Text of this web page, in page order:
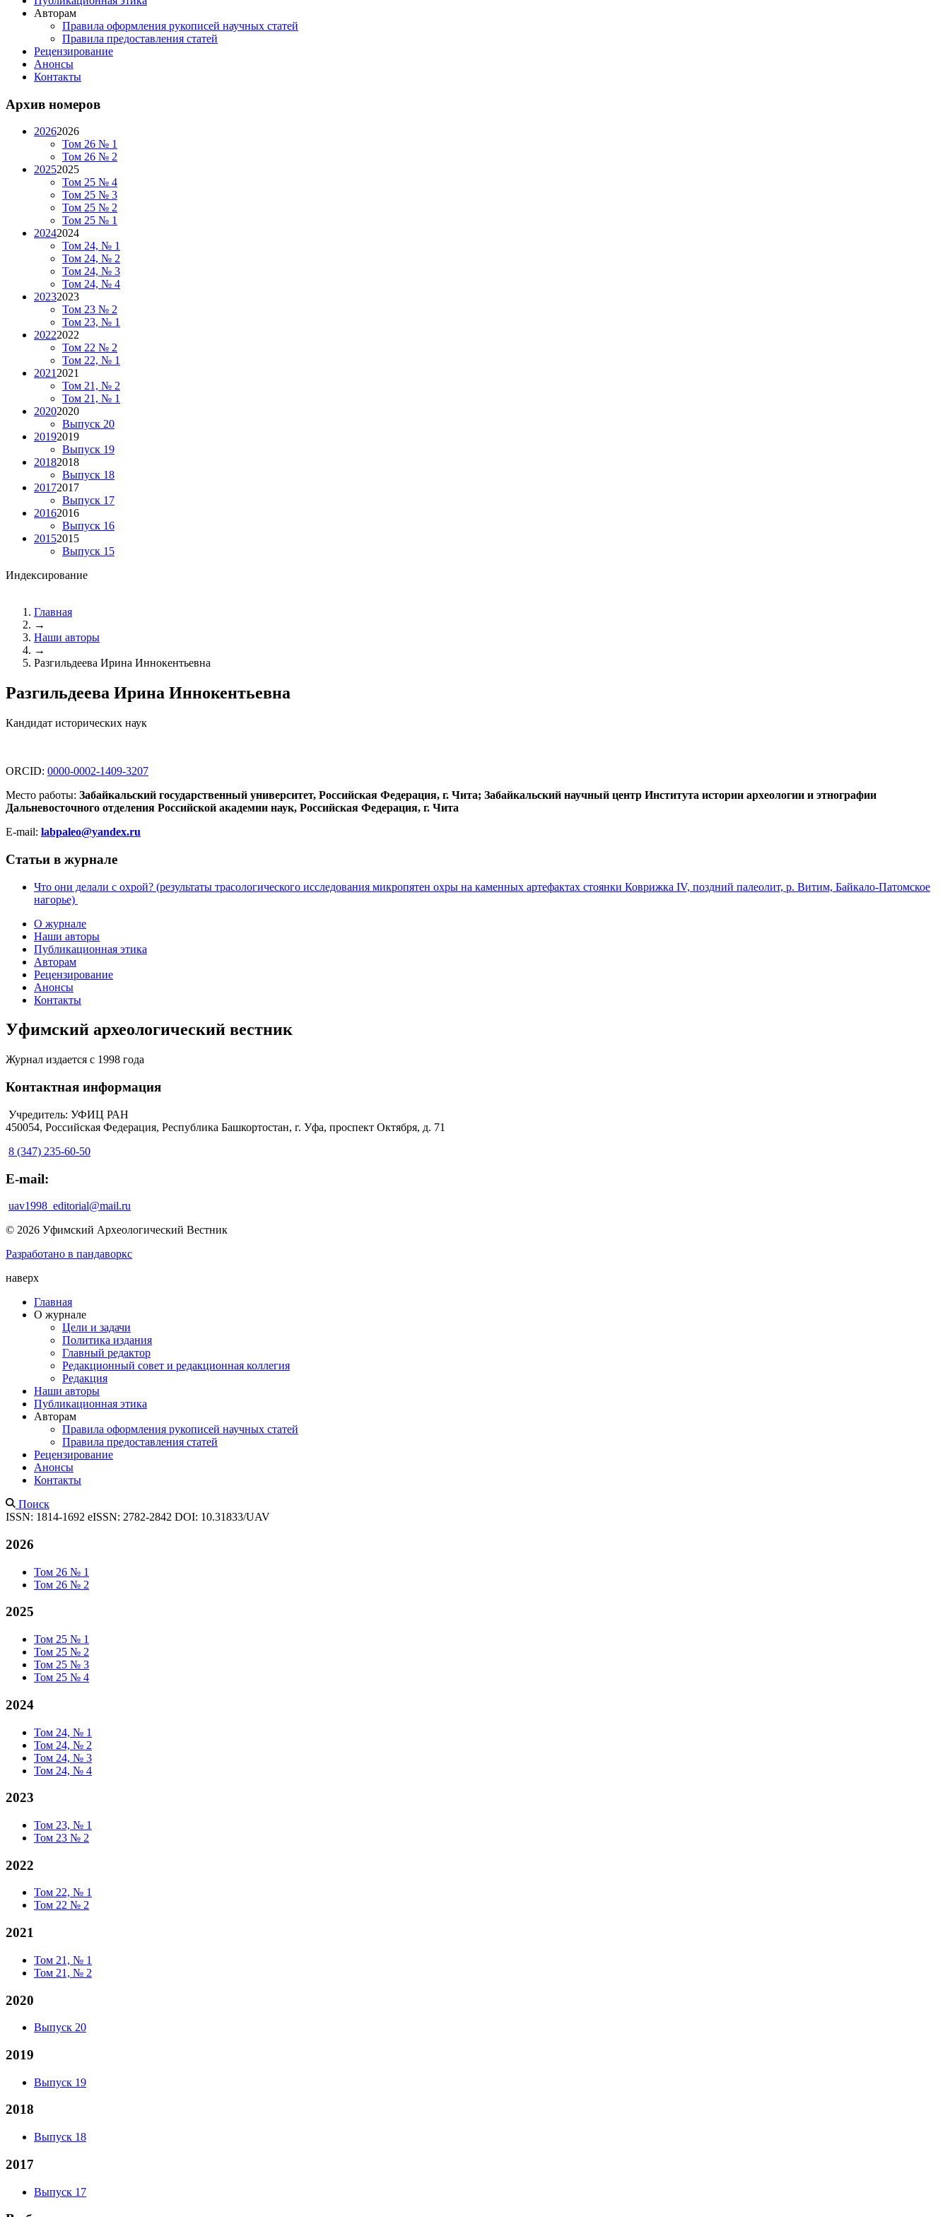
Авторам
Правила оформления рукописей научных статей
Правила предоставления статей
Рецензирование
Анонсы
Контакты
Архив номеров
20262026
Том 26 № 1
Том 26 № 2
20252025
Том 25 № 4
Том 25 № 3
Том 25 № 2
Том 25 № 1
20242024
Том 24, № 1
Том 24, № 2
Том 24, № 3
Том 24, № 4
20232023
Том 23 № 2
Том 23, № 1
20222022
Том 22 № 2
Том 22, № 1
2021 2021
Том 21, № 2
Том 21, № 1
20202020
Выпуск 20
20192019
Выпуск 19
20182018
Выпуск 18
20172017
Выпуск 17
20162016
Выпуск 16
20152015
Выпуск 15
Индексирование
Главная
→
Наши авторы
→
Разгильдеева Ирина Иннокентьевна
Разгильдеева Ирина Иннокентьевна
Кандидат исторических наук
ORCID: 0000-0002-1409-3207
Место работы: Забайкальский государственный университет, Российская Федерация, г. Чита; Забайкальский научный центр Института истории археологии и этнографии
Дальневосточного отделения Российской академии наук, Российская Федерация, г. Чита
E-mail: labpaleo@yandex.ru
Статьи в журнале
Что они делали с охрой? (результаты трасологического исследования микропятен охры на каменных артефактах стоянки Коврижка IV, поздний палеолит, р. Витим, Байкало-Патомское
нагорье)
О журнале
Наши авторы
Публикационная этика
Авторам
Рецензирование
Анонсы
Контакты
Уфимский археологический вестник
Журнал издается с 1998 года
Контактная информация
Учредитель: УФИЦ РАН
450054, Российская Федерация, Республика Башкортостан, г. Уфа, проспект Октября, д. 71
8 (347) 235-60-50
E-mail:
uav1998_editorial@mail.ru
© 2026 Уфимский Археологический Вестник
Разработано в пандаворкс
наверх
Главная
О журнале
Цели и задачи
Политика издания
Главный редактор
Редакционный совет и редакционная коллегия
Редакция
Наши авторы
Публикационная этика
Авторам
Правила оформления рукописей научных статей
Правила предоставления статей
Рецензирование
Анонсы
Контакты
Поиск
ISSN: 1814-1692 eISSN: 2782-2842 DOI: 10.31833/UAV
2026
Том 26 № 1
Том 26 № 2
2025
Том 25 № 1
Том 25 № 2
Том 25 № 3
Том 25 № 4
2024
Том 24, № 1
Том 24, № 2
Том 24, № 3
Том 24, № 4
2023
Том 23, № 1
Том 23 № 2
2022
Том 22, № 1
Том 22 № 2
2021
Том 21, № 1
Том 21, № 2
2020
Выпуск 20
2019
Выпуск 19
2018
Выпуск 18
2017
Выпуск 17